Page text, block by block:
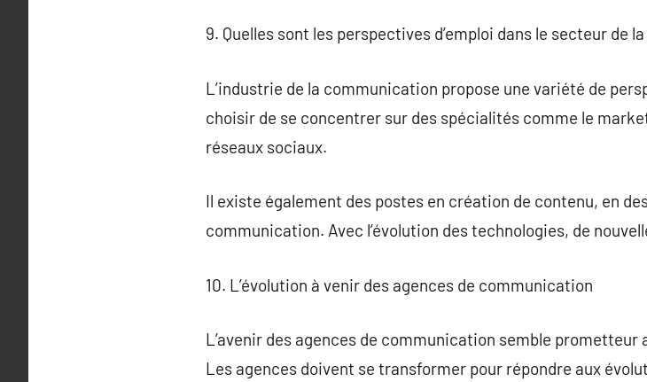
9. Quelles sont les perspectives d’emploi dans le secteur de
L’industrie de la communication propose une variété de
choisir de se concentrer sur des spécialités comme le
réseaux sociaux.
Il existe également des postes en création de contenu, en
communication. Avec l’évolution des technologies, de
10. L’évolution à venir des agences de communication
L’avenir des agences de communication semble prometteur
Les agences doivent se transformer pour répondre aux